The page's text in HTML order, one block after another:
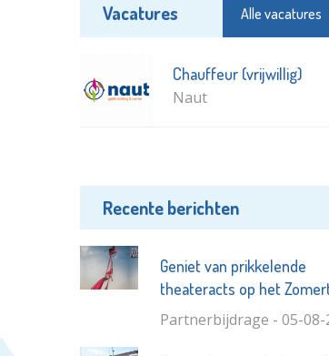
Vacatures Alle vacatures
Chauffeur (vrijwillig)
Naut
Recente berichten
Geniet van prikkelende
theateracts op het
Partnerbijdrage - 05-08-